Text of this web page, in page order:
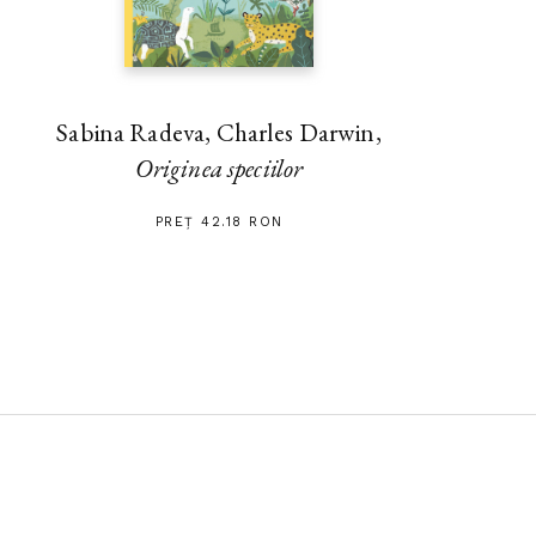
Sabina Radeva, Charles Darwin,
Originea speciilor
PREȚ 42.18 RON